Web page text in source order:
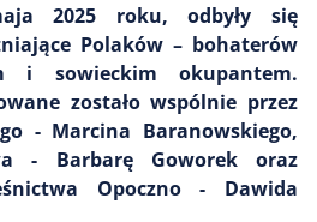
2025 roku, odbyły się
Polaków – bohaterów
i sowieckim okupantem.
zostało wspólnie przez
- Marcina Baranowskiego,
- Barbarę Goworek oraz
Opoczno - Dawida